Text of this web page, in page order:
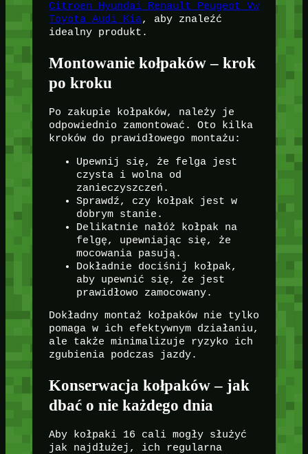
Citroen Hyundai Renault Peugeot Vw
Toyota Audi Kia, aby znaleźć
idealny produkt.
Montowanie kołpaków – krok
po kroku
Po zakupie kołpaków, należy je
odpowiednio zamontować. Oto kilka
kroków do prawidłowego montażu:
Upewnij się, że felga jest
czysta i wolna od
zanieczyszczeń.
Sprawdź, czy kołpak jest w
dobrym stanie.
Delikatnie nałóż kołpak na
felgę, upewniając się, że
mocowania pasują.
Dokładnie dociśnij kołpak,
aby upewnić się, że jest
prawidłowo zamocowany.
Dokładny montaż kołpaków nie tylko
pomaga w ich efektywnym działaniu,
ale także minimalizuje ryzyko ich
zgubienia podczas jazdy.
Konserwacja kołpaków – jak
dbać o nie każdego dnia
Aby kołpaki 16 cali mogły służyć
jak najdłużej, ich regularna